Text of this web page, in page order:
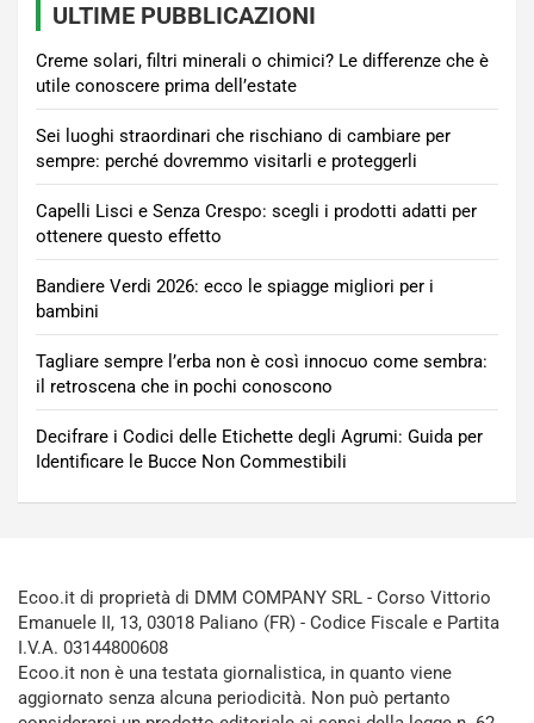
ULTIME PUBBLICAZIONI
Creme solari, filtri minerali o chimici? Le differenze che è
utile conoscere prima dell’estate
Sei luoghi straordinari che rischiano di cambiare per
sempre: perché dovremmo visitarli e proteggerli
Capelli Lisci e Senza Crespo: scegli i prodotti adatti per
ottenere questo effetto
Bandiere Verdi 2026: ecco le spiagge migliori per i
bambini
Tagliare sempre l’erba non è così innocuo come sembra:
il retroscena che in pochi conoscono
Decifrare i Codici delle Etichette degli Agrumi: Guida per
Identificare le Bucce Non Commestibili
Ecoo.it di proprietà di DMM COMPANY SRL - Corso Vittorio
Emanuele II, 13, 03018 Paliano (FR) - Codice Fiscale e Partita
I.V.A. 03144800608
Ecoo.it non è una testata giornalistica, in quanto viene
aggiornato senza alcuna periodicità. Non può pertanto